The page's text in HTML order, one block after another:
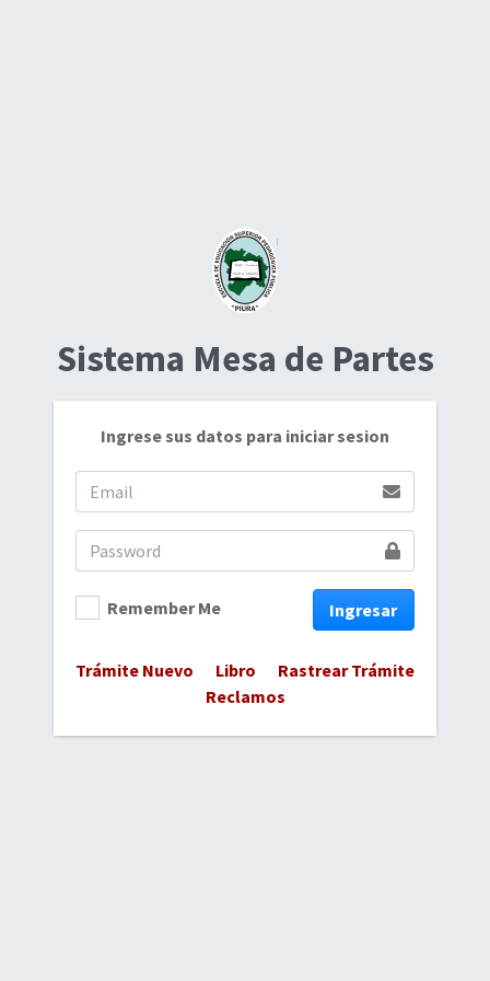
Sistema Mesa de Partes
Ingrese sus datos para iniciar sesion
Remember Me Ingresar
Trámite Nuevo Rastrear Trámite
Libro
Reclamos